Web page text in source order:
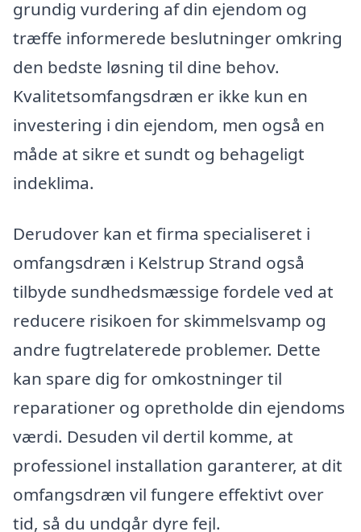
grundig vurdering af din ejendom og
træffe informerede beslutninger omkring
den bedste løsning til dine behov.
Kvalitetsomfangsdræn er ikke kun en
investering i din ejendom, men også en
måde at sikre et sundt og behageligt
indeklima.
Derudover kan et firma specialiseret i
omfangsdræn i Kelstrup Strand også
tilbyde sundhedsmæssige fordele ved at
reducere risikoen for skimmelsvamp og
andre fugtrelaterede problemer. Dette
kan spare dig for omkostninger til
reparationer og opretholde din ejendoms
værdi. Desuden vil dertil komme, at
professionel installation garanterer, at dit
omfangsdræn vil fungere effektivt over
tid, så du undgår dyre fejl.